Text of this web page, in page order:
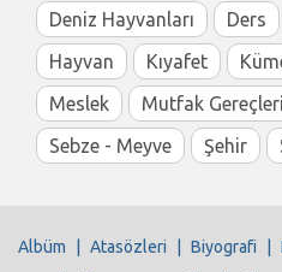
Deniz Hayvanları
Ders
Hayvan
Kıyafet
Meslek
Mutfak Gereçleri
Sebze - Meyve
Şehir
Albüm Atasözleri Biyografi